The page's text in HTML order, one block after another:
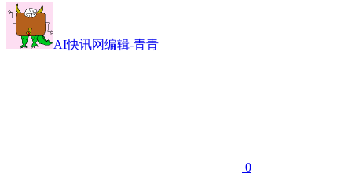
AI快讯网编辑-青青
0